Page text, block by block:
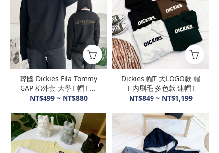
韓國 Dickies Fila Tommy
GAP 棉外套 大學T 帽T 多
款可選 內刷毛
NT$499 ~ NT$880
Dickies 帽T 大LOGO款 帽
T 內刷毛 多色款 連帽T
NT$849 ~ NT$1,199